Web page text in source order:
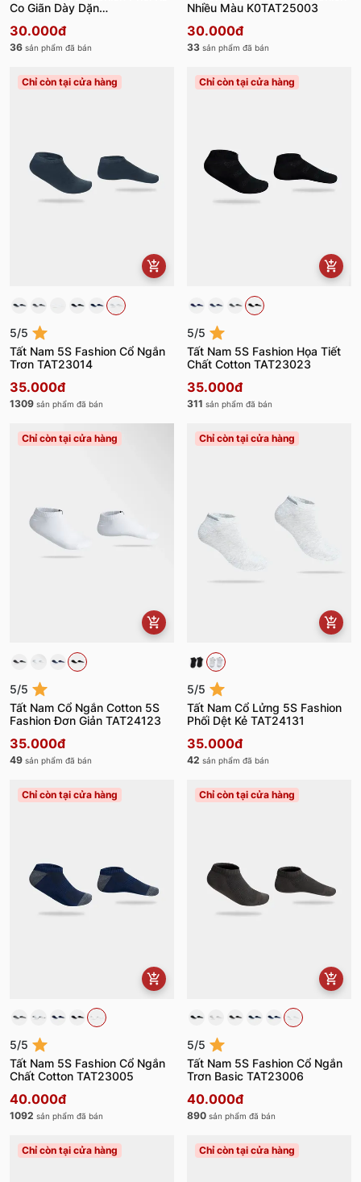
Co Giãn Dày Dặn
30.000đ
36 sản phẩm đã bán
Nhiều Màu K0TAT25003
30.000đ
33 sản phẩm đã bán
Chỉ còn tại cửa hàng
5/5
Tất Nam 5S Fashion Cổ Ngắn
Trơn TAT23014
35.000đ
1309 sản phẩm đã bán
Chỉ còn tại cửa hàng
5/5
Tất Nam 5S Fashion Họa Tiết
Chất Cotton TAT23023
35.000đ
311 sản phẩm đã bán
Chỉ còn tại cửa hàng
5/5
Tất Nam Cổ Ngắn Cotton 5S
Fashion Đơn Giản TAT24123
35.000đ
49 sản phẩm đã bán
Chỉ còn tại cửa hàng
5/5
Tất Nam Cổ Lửng 5S Fashion
Phối Dệt Kẻ TAT24131
35.000đ
42 sản phẩm đã bán
Chỉ còn tại cửa hàng
5/5
Tất Nam 5S Fashion Cổ Ngắn
Chất Cotton TAT23005
40.000đ
1092 sản phẩm đã bán
Chỉ còn tại cửa hàng
5/5
Tất Nam 5S Fashion Cổ Ngắn
Trơn Basic TAT23006
40.000đ
890 sản phẩm đã bán
Chỉ còn tại cửa hàng Chỉ còn tại cửa hàng